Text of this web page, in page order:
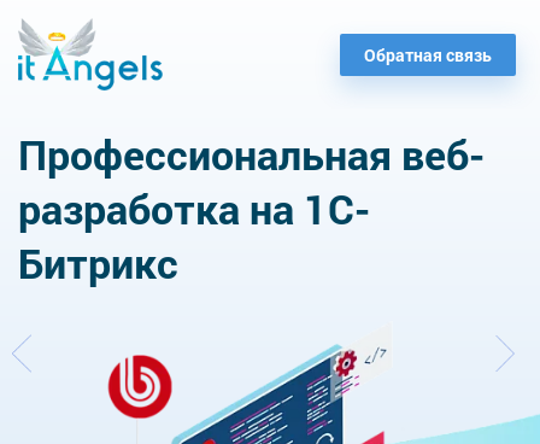
Обратная связь
Профессиональная веб-
разработка на 1С-
Битрикс